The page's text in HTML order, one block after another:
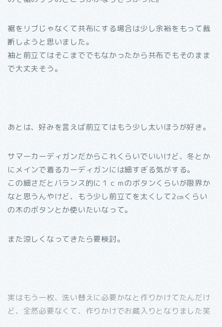
裾をリブじゃなくて共布にする場合は少し余裕をもって裁
断しようと思いました。
袖と前立てはそこまででもなかったから共布でもそのまま
で大丈夫そう。
あとは、好みを言えば前立てはもう少し太いほうが好き。
サマーカーディガンだからこれくらいでいいけど、冬とか
にメインで着るカーディガンには細すぎる気がする。
この細さだとバランス的に１ｃｍのボタンくらいが限界か
なと思うんやけど、もう少し前立てを太くして2㎝くらい
の木のボタンとか使いたいなって。
また涼しくなってきたら要検討。
実はもう一枚、洗い替えに必要かなと作りかけてたんだけ
ど、全然必要なくて、作りかけでお蔵入りとなりました笑